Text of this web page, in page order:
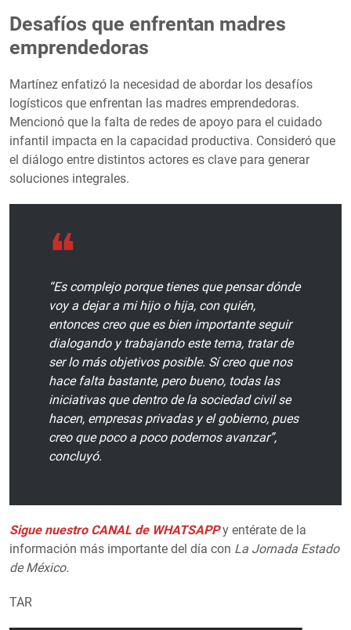
Desafíos que enfrentan madres
emprendedoras
Martínez enfatizó la necesidad de abordar los desafíos
logísticos que enfrentan las madres emprendedoras.
Mencionó que la falta de redes de apoyo para el cuidado
infantil impacta en la capacidad productiva. Consideró que
el diálogo entre distintos actores es clave para generar
soluciones integrales.
“Es complejo porque tienes que pensar dónde
voy a dejar a mi hijo o hija, con quién,
entonces creo que es bien importante seguir
dialogando y trabajando este tema, tratar de
ser lo más objetivos posible. Sí creo que nos
hace falta bastante, pero bueno, todas las
iniciativas que dentro de la sociedad civil se
hacen, empresas privadas y el gobierno, pues
creo que poco a poco podemos avanzar”,
concluyó.
Sigue nuestro CANAL de WHATSAPP y entérate de la
información más importante del día con La Jornada Estado
de México.
TAR